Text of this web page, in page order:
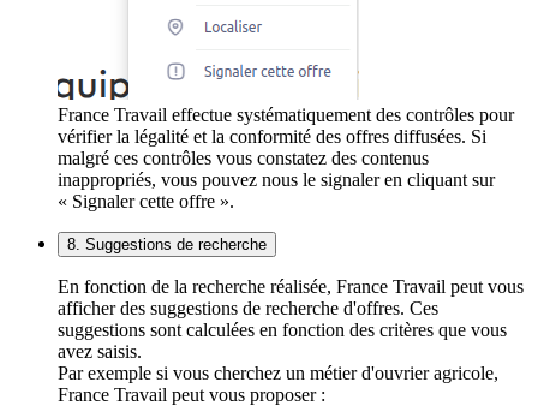
France Travail effectue systématiquement des contrôles pour
vérifier la légalité et la conformité des offres diffusées. Si
malgré ces contrôles vous constatez des contenus
inappropriés, vous pouvez nous le signaler en cliquant sur
« Signaler cette offre ».
8. Suggestions de recherche
En fonction de la recherche réalisée, France Travail peut vous
afficher des suggestions de recherche d'offres. Ces
suggestions sont calculées en fonction des critères que vous
avez saisis.
Par exemple si vous cherchez un métier d'ouvrier agricole,
France Travail peut vous proposer :